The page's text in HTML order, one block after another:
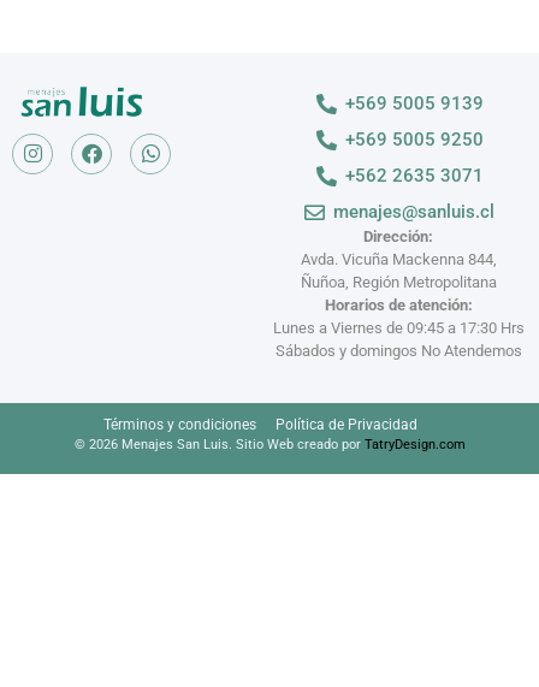
Dirección:
Avda. Vicuña Mackenna 844,
Ñuñoa, Región Metropolitana
Horarios de atención:
Lunes a Viernes de 09:45 a 17:30 Hrs
Sábados y domingos No Atendemos
+569 5005 9139
+569 5005 9250
+562 2635 3071
menajes@sanluis.cl
Términos y condiciones Política de Privacidad
© 2026 Menajes San Luis. Sitio Web creado por TatryDesign.com